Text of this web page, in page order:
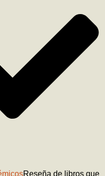
Reseña de libros que